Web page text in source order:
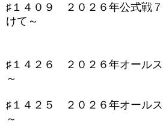
♯１４０９ ２０２６年公式戦
けて～
♯１４２６ ２０２６年オール
～
♯１４２５ ２０２６年オール
～